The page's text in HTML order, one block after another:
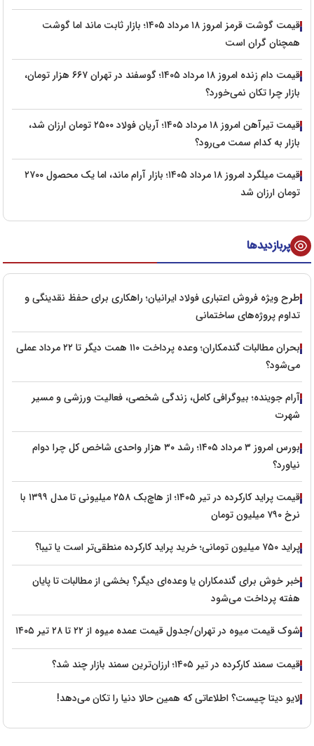
قیمت گوشت قرمز امروز ۱۸ مرداد ۱۴۰۵؛ بازار ثابت ماند اما گوشت
همچنان گران است
قیمت دام زنده امروز ۱۸ مرداد ۱۴۰۵؛ گوسفند در تهران ۶۶۷ هزار تومان،
بازار چرا تکان نمی‌خورد؟
قیمت تیرآهن امروز ۱۸ مرداد ۱۴۰۵؛ آریان فولاد ۲۵۰۰ تومان ارزان شد،
بازار به کدام سمت می‌رود؟
قیمت میلگرد امروز ۱۸ مرداد ۱۴۰۵؛ بازار آرام ماند، اما یک محصول ۲۷۰۰
تومان ارزان شد
پربازدیدها
طرح ویژه فروش اعتباری فولاد ایرانیان؛ راهکاری برای حفظ نقدینگی و
تداوم پروژه‌های ساختمانی
بحران مطالبات گندمکاران؛ وعده پرداخت ۱۱۰ همت دیگر تا ۲۲ مرداد عملی
می‌شود؟
آرام جوینده؛ بیوگرافی کامل، زندگی شخصی، فعالیت ورزشی و مسیر
شهرت
بورس امروز ۳ مرداد ۱۴۰۵؛ رشد ۳۰ هزار واحدی شاخص کل چرا دوام
نیاورد؟
قیمت پراید کارکرده در تیر ۱۴۰۵؛ از هاچ‌بک ۲۵۸ میلیونی تا مدل ۱۳۹۹ با
نرخ ۷۹۰ میلیون تومان
پراید ۷۵۰ میلیون تومانی؛ خرید پراید کارکرده منطقی‌تر است یا تیبا؟
خبر خوش برای گندمکاران یا وعده‌ای دیگر؟ بخشی از مطالبات تا پایان
هفته پرداخت می‌شود
شوک قیمت میوه در تهران/جدول قیمت عمده میوه از ۲۲ تا ۲۸ تیر ۱۴۰۵
قیمت سمند کارکرده در تیر ۱۴۰۵؛ ارزان‌ترین سمند بازار چند شد؟
لایو دیتا چیست؟ اطلاعاتی که همین حالا دنیا را تکان می‌دهد!